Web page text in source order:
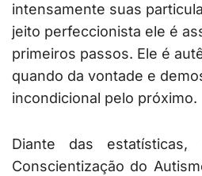
intensamente suas
jeito perfeccionista ele é
primeiros passos. Ele é
quando da vontade e
incondicional pelo próximo.
Diante das
Conscientização do